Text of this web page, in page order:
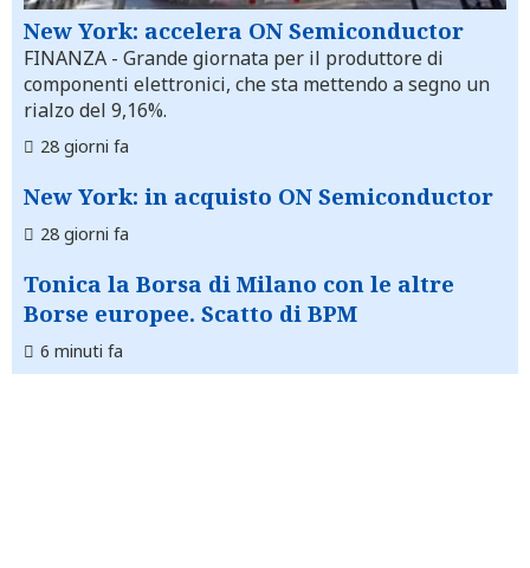
New York: accelera ON Semiconductor
FINANZA - Grande giornata per il produttore di
componenti elettronici, che sta mettendo a segno un
rialzo del 9,16%.
28 giorni fa
New York: in acquisto ON Semiconductor
28 giorni fa
Tonica la Borsa di Milano con le altre
Borse europee. Scatto di BPM
6 minuti fa